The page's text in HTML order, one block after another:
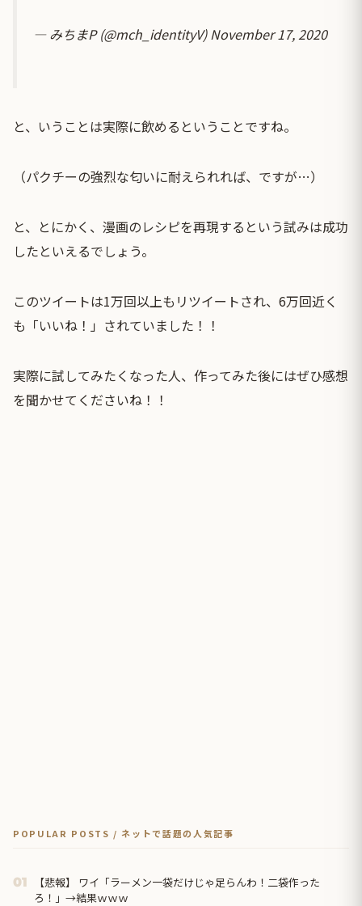
— みちまP (@mch_identityV)November 17, 2020
と、いうことは実際に飲めるということですね。
（パクチーの強烈な匂いに耐えられれば、ですが…）
と、とにかく、漫画のレシピを再現するという試みは成功
したといえるでしょう。
このツイートは1万回以上もリツイートされ、6万回近く
も「いいね！」されていました！！
実際に試してみたくなった人、作ってみた後にはぜひ感想
を聞かせてくださいね！！
POPULAR POSTS / ネットで話題の人気記事
01
【悲報】 ワイ「ラーメン一袋だけじゃ足らんわ！二袋作った
ろ！」→結果ｗｗｗ